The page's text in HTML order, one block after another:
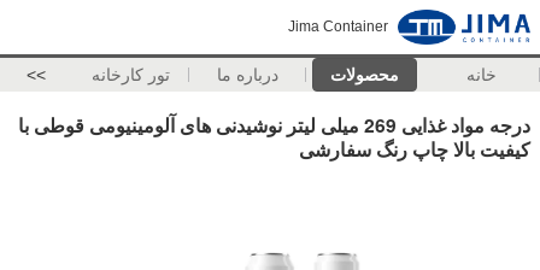
Jima Container
خانه محصولات درباره ما تور کارخانه >>
درجه مواد غذایی 269 میلی لیتر نوشیدنی های آلومینیومی قوطی با
کیفیت بالا چاپ رنگ سفارشی